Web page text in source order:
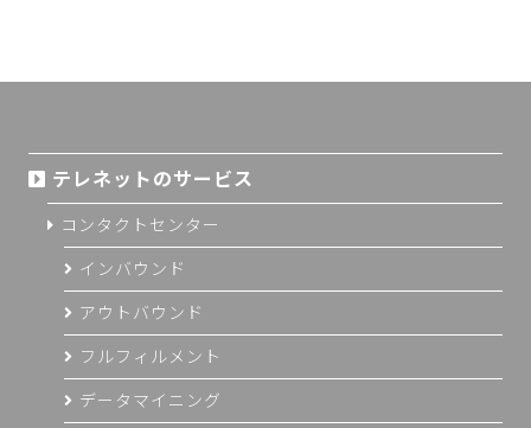
テレネットのサービス
コンタクトセンター
インバウンド
アウトバウンド
フルフィルメント
データマイニング